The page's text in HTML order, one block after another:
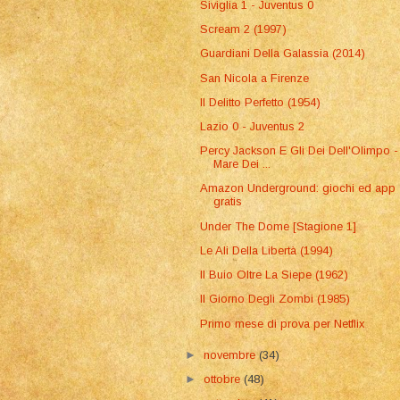
Siviglia 1 - Juventus 0
Scream 2 (1997)
Guardiani Della Galassia (2014)
San Nicola a Firenze
Il Delitto Perfetto (1954)
Lazio 0 - Juventus 2
Percy Jackson E Gli Dei Dell'Olimpo
Mare Dei ...
Amazon Underground: giochi ed app
gratis
Under The Dome [Stagione 1]
Le Ali Della Libertà (1994)
Il Buio Oltre La Siepe (1962)
Il Giorno Degli Zombi (1985)
Primo mese di prova per Netflix
►novembre(34)
►ottobre(48)